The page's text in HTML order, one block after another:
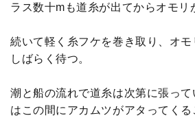
ラス数十mも道糸が出てからオモリ
続いて軽く糸フケを巻き取り、オモ
しばらく待つ。
潮と船の流れで道糸は次第に張って
はこの間にアカムツがアタってくる